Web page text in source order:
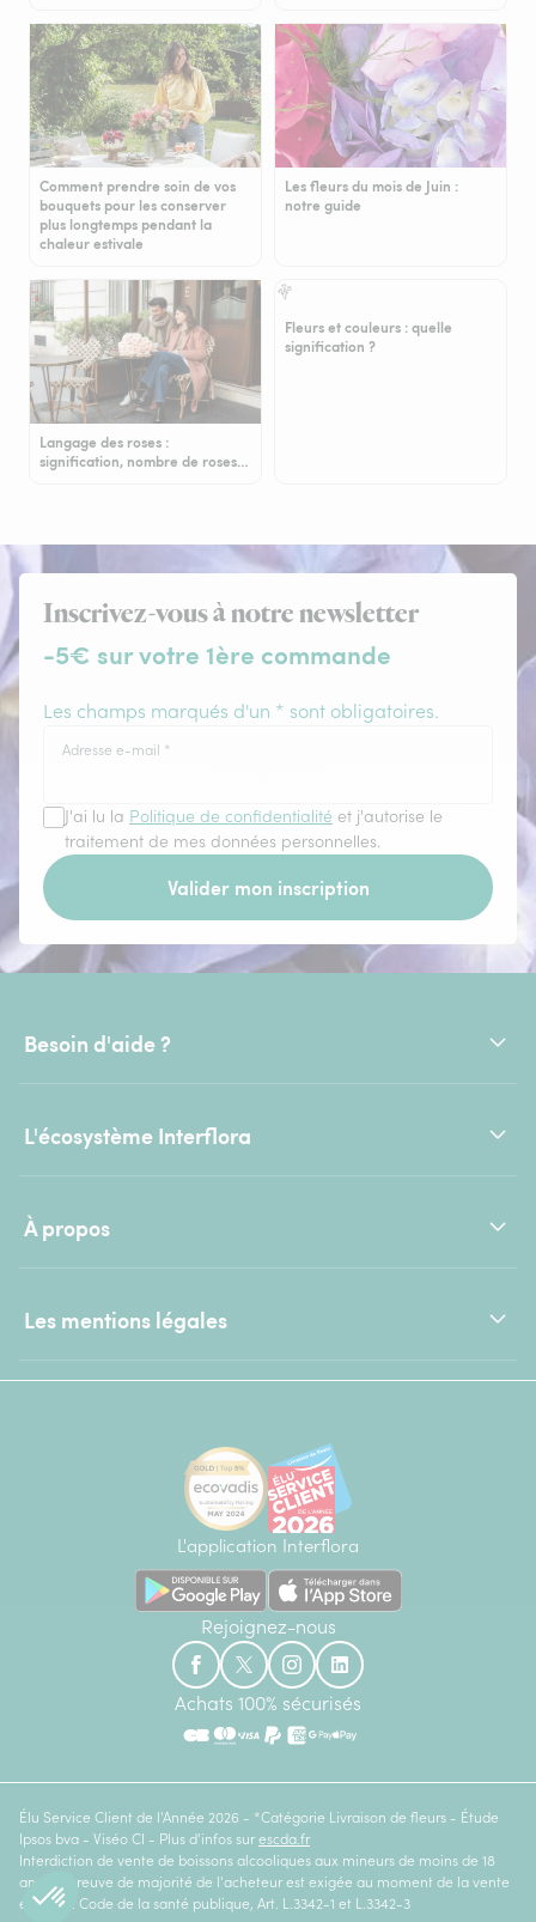
Comment prendre soin de vos
bouquets pour les conserver
plus longtemps pendant la
chaleur estivale
Les fleurs du mois de Juin :
notre guide
Langage des roses :
signification, nombre de roses…
Fleurs et couleurs : quelle
signification ?
Inscrivez-vous à notre newsletter
-5€ sur votre 1ère commande
Les champs marqués d'un * sont obligatoires.
Adresse e-mail *
J'ai lu la Politique de confidentialité et j'autorise le
traitement de mes données personnelles.
Valider mon inscription
Besoin d'aide ?
L'écosystème Interflora
À propos
Les mentions légales
L'application Interflora
Rejoignez-nous
Achats 100% sécurisés
Élu Service Client de l'Année 2026 - *Catégorie Livraison de fleurs - Étude
Ipsos bva - Viséo CI - Plus d'infos sur escda.fr
Interdiction de vente de boissons alcooliques aux mineurs de moins de 18
ans. La preuve de majorité de l'acheteur est exigée au moment de la vente
en ligne. Code de la santé publique, Art. L.3342-1 et L.3342-3